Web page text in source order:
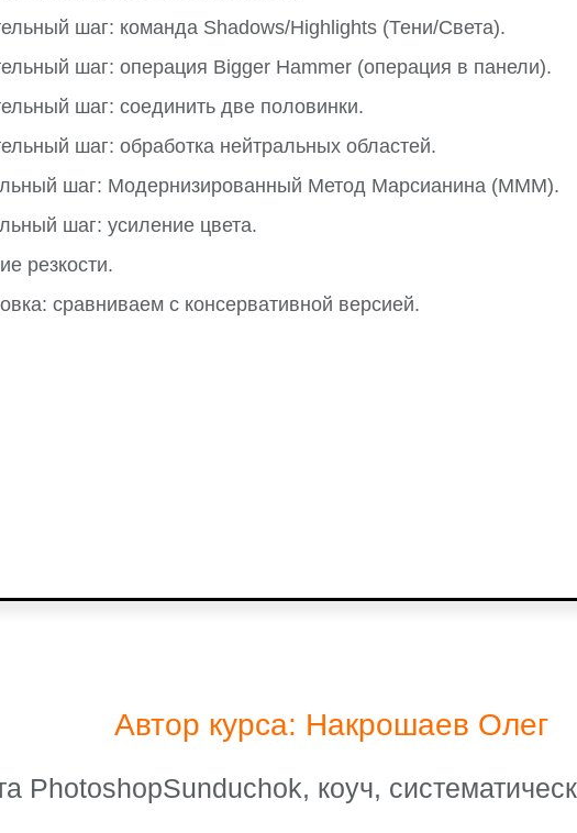
шаг: команда Shadows/Highlights (Тени/Света).
шаг: операция Bigger Hammer (операция в панели).
шаг: соединить две половинки.
шаг: обработка нейтральных областей.
шаг: Модернизированный Метод Марсианина (МММ).
шаг: усиление цвета.
резкости.
сравниваем с консервативной версией.
Автор курса: Накрошаев Олег
PhotoshopSunduchok, коуч,